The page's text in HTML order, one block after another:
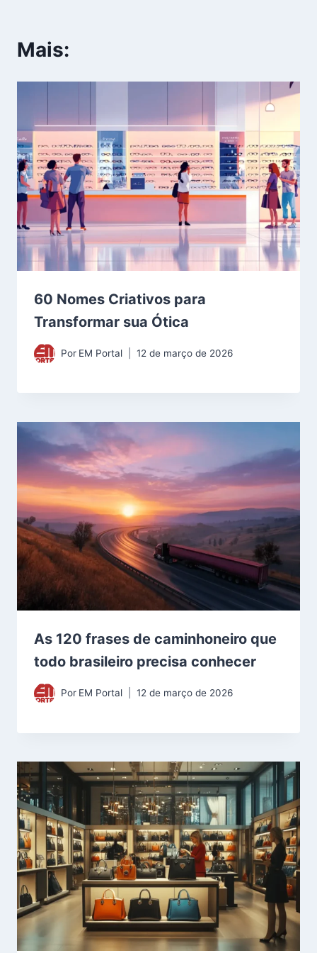
Mais:
60 Nomes Criativos para
Transformar sua Ótica
Por EM Portal 12 de março de 2026
As 120 frases de caminhoneiro que
todo brasileiro precisa conhecer
Por EM Portal 12 de março de 2026